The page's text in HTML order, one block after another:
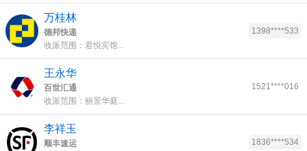
万桂林
德邦快递
收派范围：君悦宾馆...
1398****533
王永华
百世汇通
收派范围：丽景华庭...
1521****016
李祥玉
顺丰速运
1836****534